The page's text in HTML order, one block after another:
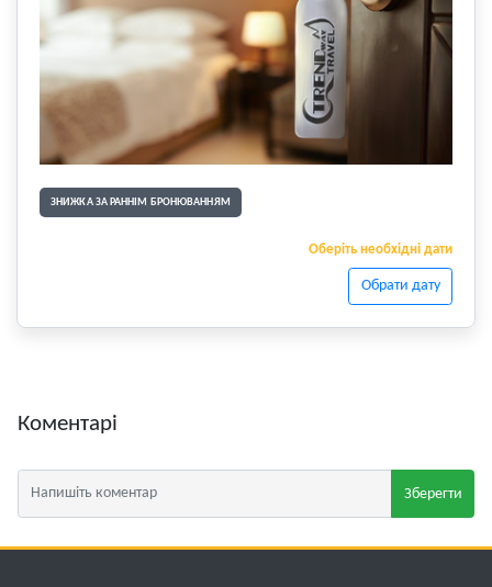
ЗНИЖКА ЗА РАННІМ БРОНЮВАННЯМ
Оберіть необхідні дати
Обрати дату
Коментарі
Зберегти